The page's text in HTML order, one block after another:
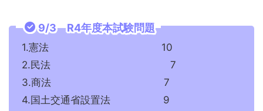
9/3 R4年度本試験問題
1.憲法 10
2.民法 7
3.商法 7
4.国土交通省設置法 9